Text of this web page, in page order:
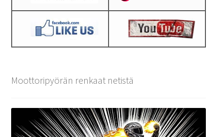
Moottoripyörän renkaat netistä